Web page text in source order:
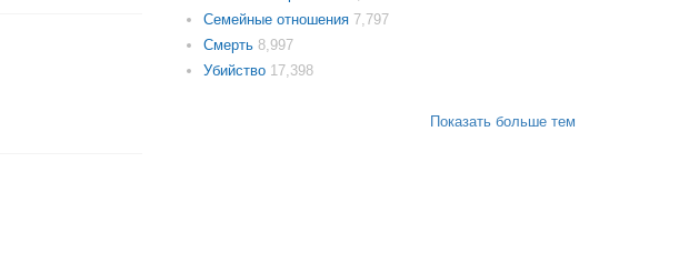
Семейные отношения 7,797
Смерть 8,997
Убийство 17,398
Показать больше тем